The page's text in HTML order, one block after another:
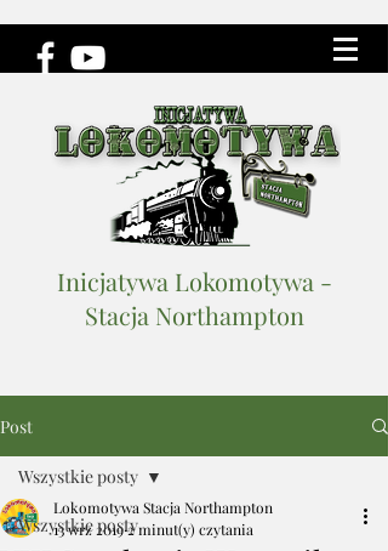
Inicjatywa Lokomotywa -
Stacja Northampton
Post
Wszystkie posty
Wszystkie posty
Lokomotywa Stacja Northampton
13 wrz 20192 minut(y) czytania